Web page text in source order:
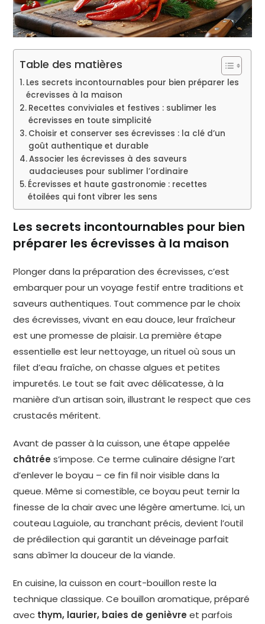
Table des matières
Les secrets incontournables pour bien préparer les
écrevisses à la maison
Recettes conviviales et festives : sublimer les
écrevisses en toute simplicité
Choisir et conserver ses écrevisses : la clé d’un
goût authentique et durable
Associer les écrevisses à des saveurs
audacieuses pour sublimer l’ordinaire
Écrevisses et haute gastronomie : recettes
étoilées qui font vibrer les sens
Les secrets incontournables pour bien
préparer les écrevisses à la maison
Plonger dans la préparation des écrevisses, c’est
embarquer pour un voyage festif entre traditions et
saveurs authentiques. Tout commence par le choix
des écrevisses, vivant en eau douce, leur fraîcheur
est une promesse de plaisir. La première étape
essentielle est leur nettoyage, un rituel où sous un
filet d’eau fraîche, on chasse algues et petites
impuretés. Le tout se fait avec délicatesse, à la
manière d’un artisan soin, illustrant le respect que ces
crustacés méritent.
Avant de passer à la cuisson, une étape appelée
châtrée s’impose. Ce terme culinaire désigne l’art
d’enlever le boyau – ce fin fil noir visible dans la
queue. Même si comestible, ce boyau peut ternir la
finesse de la chair avec une légère amertume. Ici, un
couteau Laguiole, au tranchant précis, devient l’outil
de prédilection qui garantit un déveinage parfait
sans abîmer la douceur de la viande.
En cuisine, la cuisson en court-bouillon reste la
technique classique. Ce bouillon aromatique, préparé
avec thym, laurier, baies de genièvre et parfois